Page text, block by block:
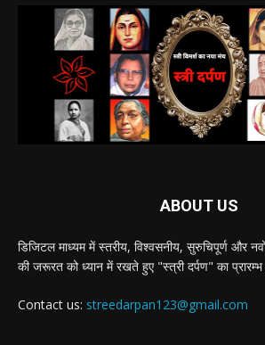
ABOUT US
डिजिटल माध्यम में स्तरीय, विश्वसनीय, सुरुचिपूर्ण और
की जरूरत को ध्यान में रखते हुए "स्त्री दर्पण" का
Contact us: streedarpan123@gmail.com